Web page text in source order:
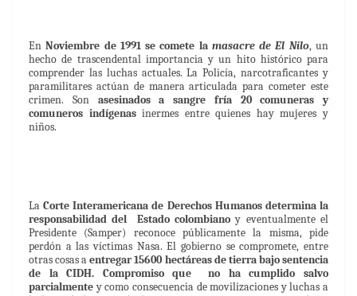
EnNoviembre de 1991 se comete la masacre de El Nilo, un
hecho de trascendental importancia y un hito histórico para
comprender las luchas actuales. La Policía, narcotraficantes y
paramilitares actúan de manera articulada para cometer este
crimen. Son asesinados a sangre fría 20 comuneras y
comuneros indígenasinermes entre quienes hay mujeres y
niños.
LaCorte Interamericana de Derechos Humanos determina la
responsabilidad del Estado colombiano y eventualmente el
Presidente (Samper) reconoce públicamente la misma, pide
perdón a las víctimas Nasa. El gobierno se compromete, entre
otras cosas aentregar 15600 hectáreas de tierra bajo sentencia
de la CIDH. Compromiso que no ha cumplido salvo
parcialmentey como consecuencia de movilizaciones y luchas a